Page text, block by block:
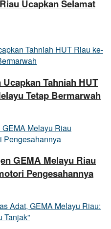
Ucapkan Selamat
Tahniah HUT
Tetap Bermarwah
GEMA Melayu Riau
Pengesahannya